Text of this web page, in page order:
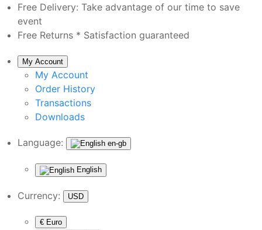
Free Delivery: Take advantage of our time to save
event
Free Returns * Satisfaction guaranteed
My Account
My Account
Order History
Transactions
Downloads
Language: en-gb
English
Currency: USD
€ Euro